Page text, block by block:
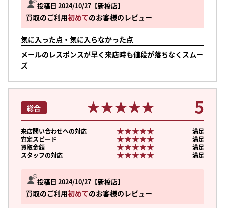
投稿日 2024/10/27 新橋店
買取のご利用初めてのお客様のレビュー
気に入った点・気に入らなかった点
メールのレスポンスが早く来店時も値段が落ちなくスムー
ズ
投稿日 2024/10/27 新橋店
買取のご利用初めてのお客様のレビュー
総合 ★★★★★
★★★★★ 5
来店問い合わせへの対応 ★★★★★
★★★★★
満足
査定スピード
★★★★★
★★★★★
満足
買取金額
★★★★★
★★★★★
満足
スタッフの対応
★★★★★
★★★★★ 満足